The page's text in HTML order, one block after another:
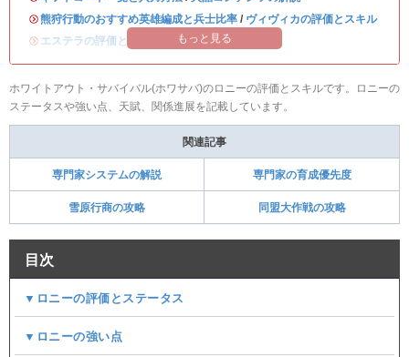
・熊狩行動のおすすめ英雄編成と兵士比率 / ヴィヴィカの評価とスキル
・ エステラの評価とスキル ハンクの評価とスキル
もっと見る
ホワイトアウト・サバイバル(ホワサバ)のロニーの評価とスキルです。ロニーの
ステータスや強い点、天賦、関係進展を記載しています。
関連記事
専門家システムの解説 専門家の育成優先度
雪原行商の攻略 同盟大作戦の攻略
目次
▼ロニーの評価とステータス
▼ロニーの強い点